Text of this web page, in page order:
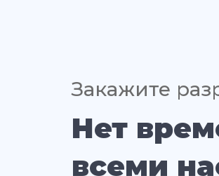
Закажите
Нет
всеми